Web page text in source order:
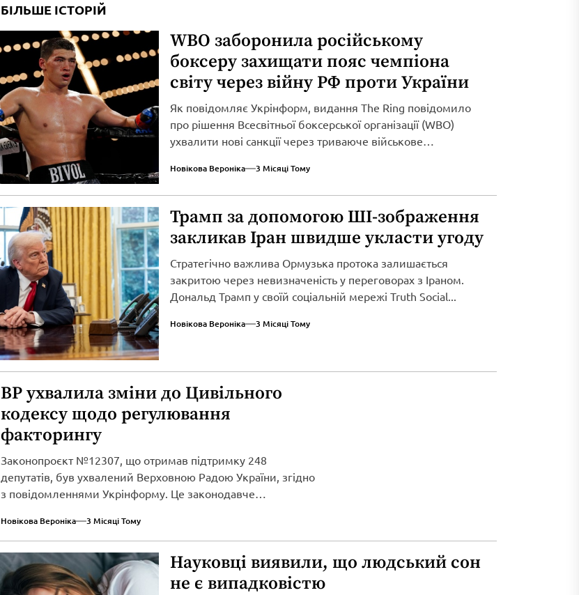
БІЛЬШЕ ІСТОРІЙ
WBO заборонила російському
боксеру захищати пояс чемпіона
світу через війну РФ проти України
Як повідомляє Укрінформ, видання The Ring повідомило
про рішення Всесвітньої боксерської організації (WBO)
ухвалити нові санкції через триваюче військове
Новікова Вероніка 3 Місяці Тому
Трамп за допомогою ШІ-зображення
закликав Іран швидше укласти угоду
Стратегічно важлива Ормузька протока залишається
закритою через невизначеність у переговорах з Іраном.
Дональд Трамп у своїй соціальній мережі Truth Social...
Новікова Вероніка 3 Місяці Тому
ВР ухвалила зміни до Цивільного
кодексу щодо регулювання
факторингу
Законопроєкт №12307, що отримав підтримку 248
депутатів, був ухвалений Верховною Радою України, згідно
з повідомленнями Укрінформу. Це законодавче
Новікова Вероніка 3 Місяці Тому
Науковці виявили, що людський сон
не є випадковістю